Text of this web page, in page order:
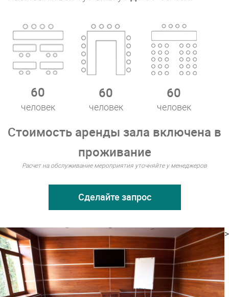
60
человек
60
человек
60
человек
Стоимость аренды зала включена в
проживание
Расчет на обслуживание мероприятия уточняйте у менеджеров
Сделайте запрос
>